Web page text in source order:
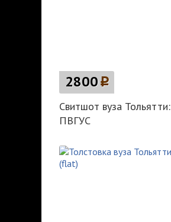
2800p
Свитшот вуза Тольятти:
ПВГУС